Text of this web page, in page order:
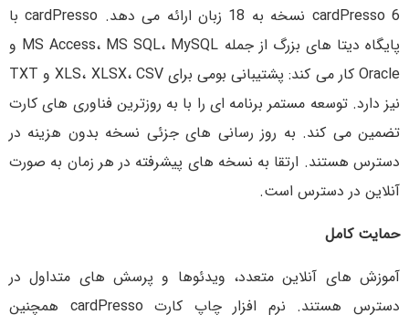
cardPresso 6 نسخه به 18 زبان ارائه می دهد. cardPresso با
پایگاه دیتا های بزرگ از جمله MS Access، MS SQL، MySQL و
Oracle کار می کند: پشتیبانی بومی برای XLS، XLSX، CSV و TXT
نیز دارد. توسعه مستمر برنامه ای را با به روزترین فناوری های کارت
تضمین می کند. به روز رسانی های جزئی نسخه بدون هزینه در
دسترس هستند. ارتقا به نسخه های پیشرفته در هر زمان به صورت
آنلاین در دسترس است.
حمایت کامل
آموزش های آنلاین متعدد، ویدئوها و پرسش های متداول در
دسترس هستند. نرم افزار چاپ کارت cardPresso همچنین